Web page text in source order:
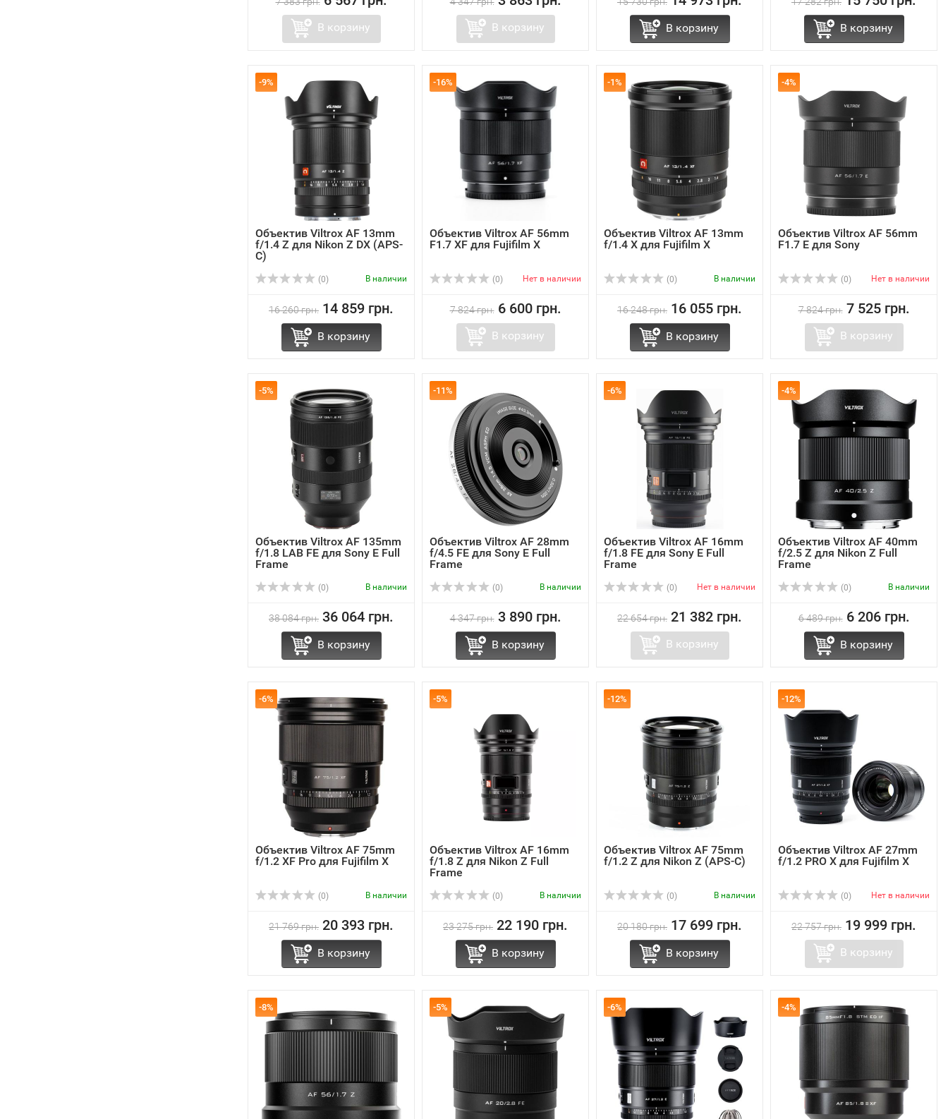
В корзину В корзину В корзину В корзину
-9%
Объектив Viltrox AF 13mm
f/1.4 Z для Nikon Z DX (APS-
C)
(0) В наличии
16 260 грн. 14 859 грн.
В корзину
-16%
Объектив Viltrox AF 56mm
F1.7 XF для Fujifilm X
(0) Нет в наличии
7 824 грн. 6 600 грн.
В корзину
-1%
Объектив Viltrox AF 13mm
f/1.4 X для Fujifilm X
(0) В наличии
16 248 грн. 16 055 грн.
В корзину
-4%
Объектив Viltrox AF 56mm
F1.7 E для Sony
(0) Нет в наличии
7 824 грн. 7 525 грн.
В корзину
-5%
Объектив Viltrox AF 135mm
f/1.8 LAB FE для Sony E Full
Frame
(0) В наличии
38 084 грн. 36 064 грн.
В корзину
-11%
Объектив Viltrox AF 28mm
f/4.5 FE для Sony E Full
Frame
(0) В наличии
4 347 грн. 3 890 грн.
В корзину
-6%
Объектив Viltrox AF 16mm
f/1.8 FE для Sony E Full
Frame
(0) Нет в наличии
22 654 грн. 21 382 грн.
В корзину
-4%
Объектив Viltrox AF 40mm
f/2.5 Z для Nikon Z Full
Frame
(0) В наличии
6 489 грн. 6 206 грн.
В корзину
-6%
Объектив Viltrox AF 75mm
f/1.2 XF Pro для Fujifilm X
(0) В наличии
21 769 грн. 20 393 грн.
В корзину
-5%
Объектив Viltrox AF 16mm
f/1.8 Z для Nikon Z Full
Frame
(0) В наличии
23 275 грн. 22 190 грн.
В корзину
-12%
Объектив Viltrox AF 75mm
f/1.2 Z для Nikon Z (APS-C)
(0) В наличии
20 180 грн. 17 699 грн.
В корзину
-12%
Объектив Viltrox AF 27mm
f/1.2 PRO X для Fujifilm X
(0) Нет в наличии
22 757 грн. 19 999 грн.
В корзину
-8% -5% -6% -4%